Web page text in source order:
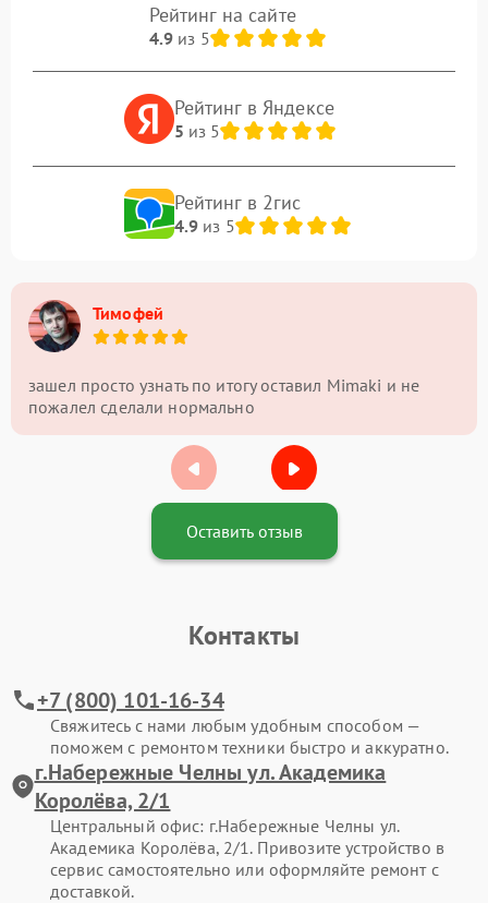
Рейтинг на сайте
4.9из 5
Рейтинг в Яндексе
5 из 5
Рейтинг в 2гис
4.9из 5
Тимофей
зашел просто узнать по итогу оставил Mimaki и не
пожалел сделали нормально
Оставить отзыв
Контакты
+7 (800) 101-16-34
Свяжитесь с нами любым удобным способом —
поможем с ремонтом техники быстро и аккуратно.
г.Набережные Челны ул. Академика
Королёва, 2/1
Центральный офис: г.Набережные Челны ул.
Академика Королёва, 2/1. Привозите устройство в
сервис самостоятельно или оформляйте ремонт с
доставкой.